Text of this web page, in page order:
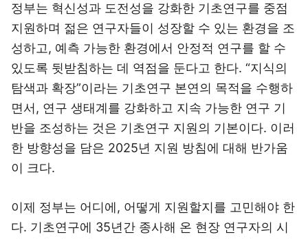
정부는 혁신성과 도전성을 강화한 기초연구를 중점
지원하며 젊은 연구자들이 성장할 수 있는 환경을 조
성하고, 예측 가능한 환경에서 안정적 연구를 할 수
있도록 뒷받침하는 데 역점을 둔다고 한다. “지식의
탐색과 확장”이라는 기초연구 본연의 목적을 수행하
면서, 연구 생태계를 강화하고 지속 가능한 연구 기
반을 조성하는 것은 기초연구 지원의 기본이다. 이러
한 방향성을 담은 2025년 지원 방침에 대해 반가움
이 크다.
이제 정부는 어디에, 어떻게 지원할지를 고민해야 한
다. 기초연구에 35년간 종사해 온 현장 연구자의 시